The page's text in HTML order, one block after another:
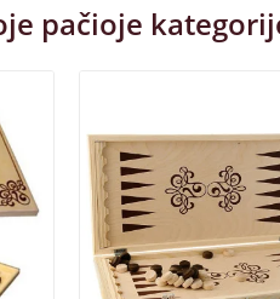
pačioje